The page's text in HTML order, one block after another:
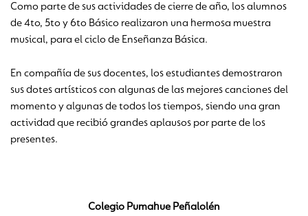
Como parte de sus actividades de cierre de año, los alumnos
de 4to, 5to y 6to Básico realizaron una hermosa muestra
musical, para el ciclo de Enseñanza Básica.
En compañía de sus docentes, los estudiantes demostraron
sus dotes artísticos con algunas de las mejores canciones del
momento y algunas de todos los tiempos, siendo una gran
actividad que recibió grandes aplausos por parte de los
presentes.
Colegio Pumahue Peñalolén